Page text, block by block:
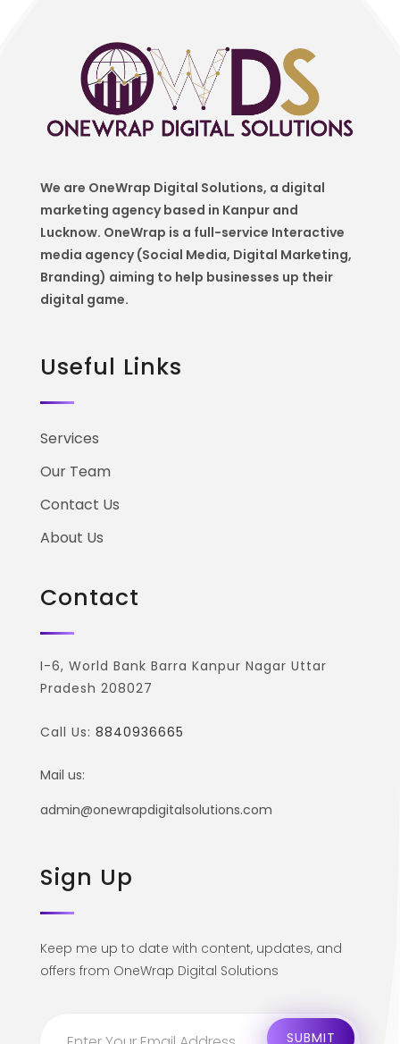
We are OneWrap Digital Solutions, a digital
marketing agency based in Kanpur and
Lucknow. OneWrap is a full-service Interactive
media agency (Social Media, Digital Marketing,
Branding) aiming to help businesses up their
digital game.
Useful Links
Services
Our Team
Contact Us
About Us
Contact
I-6, World Bank Barra Kanpur Nagar Uttar
Pradesh 208027
Call Us: 8840936665
Mail us:
admin@onewrapdigitalsolutions.com
Sign Up
Keep me up to date with content, updates, and
offers from OneWrap Digital Solutions